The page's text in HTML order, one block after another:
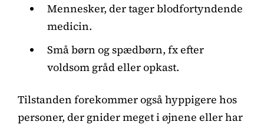
Mennesker, der tager blodfortyndende
medicin.
Små børn og spædbørn, fx efter
voldsom gråd eller opkast.
Tilstanden forekommer også hyppigere hos
personer, der gnider meget i øjnene eller har